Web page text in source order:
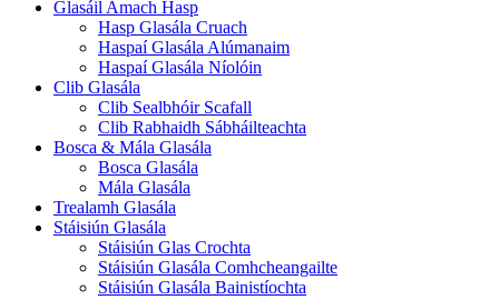
Glasáil Amach Hasp
Hasp Glasála Cruach
Haspaí Glasála Alúmanaim
Haspaí Glasála Níolóin
Clib Glasála
Clib Sealbhóir Scafall
Clib Rabhaidh Sábháilteachta
Bosca & Mála Glasála
Bosca Glasála
Mála Glasála
Trealamh Glasála
Stáisiún Glasála
Stáisiún Glas Crochta
Stáisiún Glasála Comhcheangailte
Stáisiún Glasála Bainistíochta